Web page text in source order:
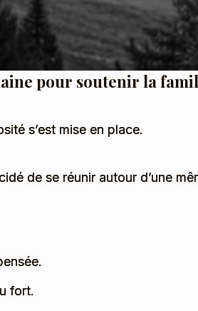
pour soutenir la
s’est mise en place.
de se réunir autour d’une
fort.